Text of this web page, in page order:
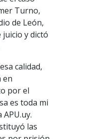
Turno,
de León,
y dictó
calidad,
en
por el
es toda mi
las